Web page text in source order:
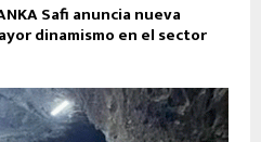
Safi anuncia nueva
dinamismo en el sector